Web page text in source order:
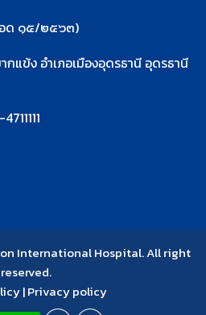
อด ๑๕/๒๕๖๓)
แข้ง อำเภอเมืองอุดรธานี อุดรธานี
International Hospital. All right
reserved.
|Privacy policy